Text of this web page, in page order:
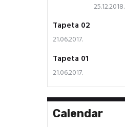
25.12.2018.
Tapeta 02
21.06.2017.
Tapeta 01
21.06.2017.
Calendar